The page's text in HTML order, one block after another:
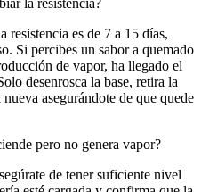
la resistencia?
es de 7 a 15 días,
Si percibes un sabor a quemado
de vapor, ha llegado el
desenrosca la base, retira la
asegurándote de que quede
pero no genera vapor?
de tener suficiente nivel